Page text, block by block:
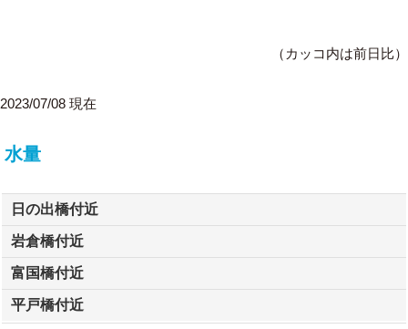
（カッコ内は前日比）
2023/07/08 現在
水量
日の出橋付近
岩倉橋付近
富国橋付近
平戸橋付近